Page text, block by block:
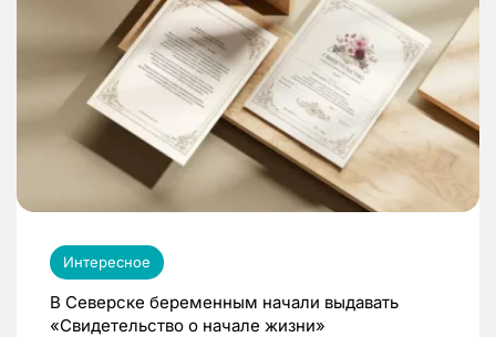
Интересное
В Северске беременным начали выдавать
«Свидетельство о начале жизни»